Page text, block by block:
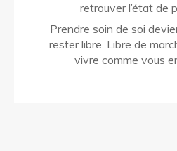
retrouver l’état de
Prendre soin de soi
rester libre. Libre de
vivre comme vous